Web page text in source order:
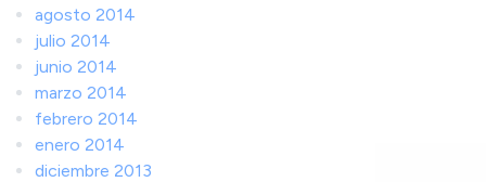
agosto 2014
julio 2014
junio 2014
marzo 2014
febrero 2014
enero 2014
diciembre 2013